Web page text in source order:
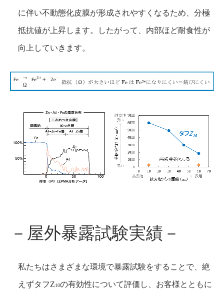
に伴い不動態化皮膜が形成されやすくなるため、分極
抵抗値が上昇します。したがって、内部ほど耐食性が
向上していきます。
－屋外暴露試験実績－
私たちはさまざまな環境で暴露試験をすることで、絶
えずタフZ10の有効性について評価し、お客様とともに